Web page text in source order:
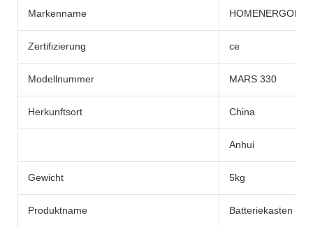
Markenname HOMENERGON
Zertifizierung ce
Modellnummer MARS 330
Herkunftsort China
Anhui
Gewicht 5kg
Produktname Batteriekasten